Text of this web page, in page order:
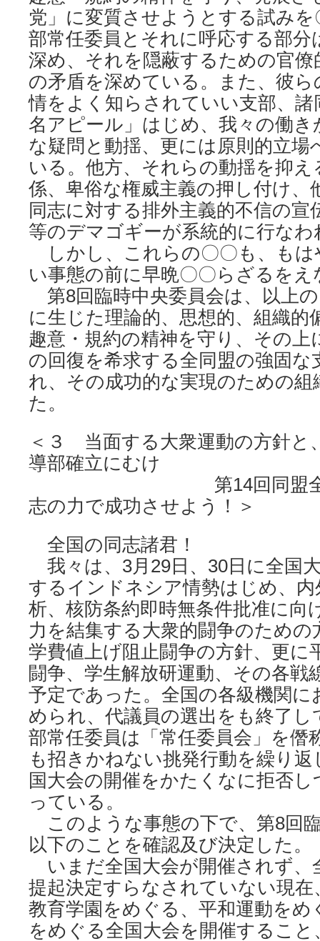
党」に変質させようとする試み
部常任委員とそれに呼応する部
深め、それを隠蔽するための官
の矛盾を深めている。また、彼
情をよく知らされていい支部、
名アピール」はじめ、我々の働
な疑問と動揺、更には原則的立場
いる。他方、それらの動揺を抑
係、卑俗な権威主義の押し付け、
同志に対する排外主義的不信の宣
等のデマゴギーが系統的に行なわ
しかし、これらの〇〇も、もは
い事態の前に早晩〇〇らざるを
第8回臨時中央委員会は、以上
に生じた理論的、思想的、組織的
趣意・規約の精神を守り、その上
の回復を希求する全同盟の強固な
れ、その成功的な実現のための
た。
＜３ 当面する大衆運動の方針と
導部確立にむけ
第14回同盟全国大
志の力で成功させよう！＞
全国の同志諸君！
我々は、3月29日、30日に全国
するインドネシア情勢はじめ、
析、核防条約即時無条件批准に向
力を結集する大衆的闘争のための
学費値上げ阻止闘争の方針、更に
闘争、学生解放研運動、その各戦
予定であった。全国の各級機関
められ、代議員の選出をも終了
部常任委員は「常任委員会」を僭
も招きかねない挑発行動を繰り返
国大会の開催をかたくなに拒否
っている。
このような事態の下で、第8回
以下のことを確認及び決定した。
いまだ全国大会が開催されず、
提起決定すらなされていない現
教育学園をめぐる、平和運動をめ
をめぐる全国大会を開催するこ